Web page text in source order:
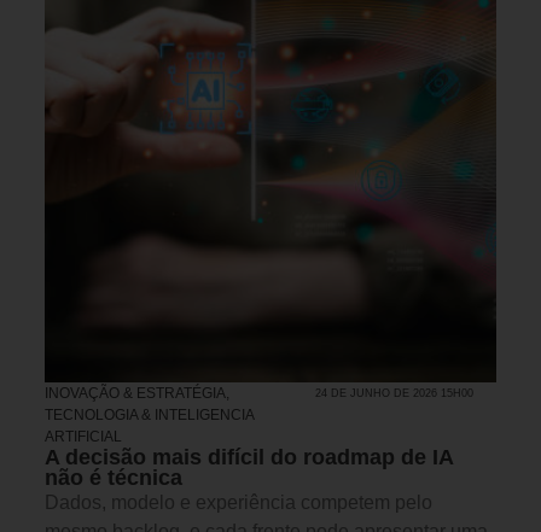
INOVAÇÃO & ESTRATÉGIA,
TECNOLOGIA & INTELIGENCIA
ARTIFICIAL
24 DE JUNHO DE 2026 15H00
A decisão mais difícil do roadmap de IA
não é técnica
Dados, modelo e experiência competem pelo